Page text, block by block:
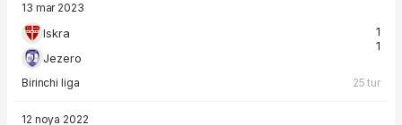
13 mar 2023
Iskra
Jezero
1
1
Birinchi liga 25 tur
12 noya 2022